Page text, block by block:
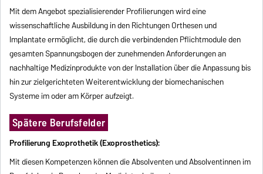
Mit dem Angebot spezialisierender Profilierungen wird eine
wissenschaftliche Ausbildung in den Richtungen Orthesen und
Implantate ermöglicht, die durch die verbindenden Pflichtmodule den
gesamten Spannungsbogen der zunehmenden Anforderungen an
nachhaltige Medizinprodukte von der Installation über die Anpassung bis
hin zur zielgerichteten Weiterentwicklung der biomechanischen
Systeme im oder am Körper aufzeigt.
Spätere Berufsfelder
Profilierung Exoprothetik (Exoprosthetics):
Mit diesen Kompetenzen können die Absolventen und Absolventinnen im